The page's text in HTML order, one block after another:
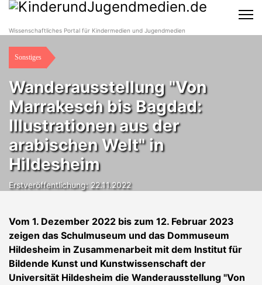
Wissenschaftliches Portal für Kindermedien und Jugendmedien
Sonstiges
Wanderausstellung "Von
Marrakesch bis Bagdad:
Illustrationen aus der
arabischen Welt" in
Hildesheim
Erstveröffentlichung: 22.11.2022
Vom 1. Dezember 2022 bis zum 12. Februar 2023
zeigen das Schulmuseum und das Dommuseum
Hildesheim in Zusammenarbeit mit dem Institut für
Bildende Kunst und Kunstwissenschaft der
Universität Hildesheim die Wanderausstellung "Von